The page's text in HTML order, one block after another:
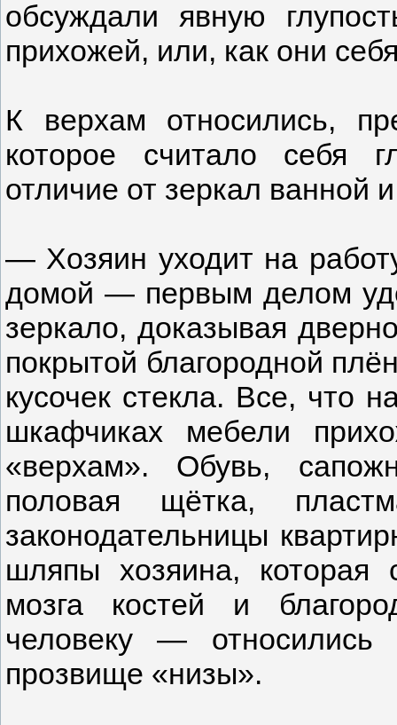
обсуждали явную
прихожей, или, как они
К верхам относились,
которое считало себя
отличие от зеркал ванной
— Хозяин уходит на
домой — первым делом
зеркало, доказывая
покрытой благородной
кусочек стекла. Все, что
шкафчиках мебели
«верхам». Обувь,
половая щётка,
законодательницы
шляпы хозяина, которая
мозга костей и
человеку —
прозвище «низы».